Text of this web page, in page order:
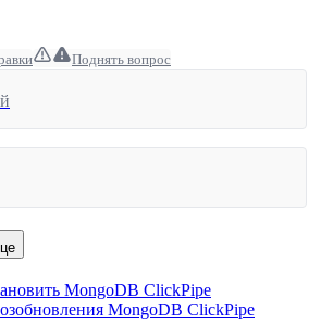
Поднять вопрос
MongoDB ClickPipe
MongoDB ClickPipe